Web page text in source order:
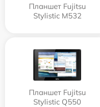
Планшет Fujitsu
Stylistic M532
Планшет Fujitsu
Stylistic Q550